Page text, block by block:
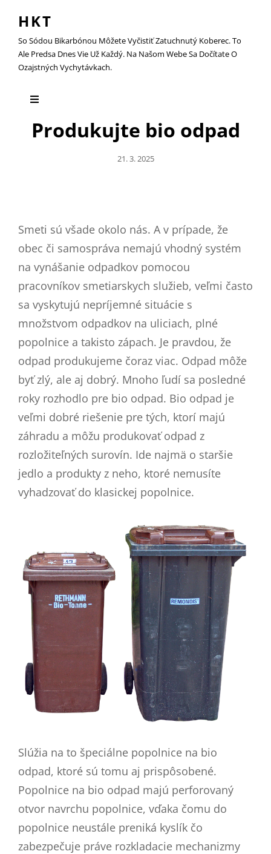
HKT
So Sódou Bikarbónou Môžete Vyčistiť Zatuchnutý Koberec. To
Ale Predsa Dnes Vie Už Každý. Na Našom Webe Sa Dočítate O
Ozajstných Vychytávkach.
Produkujte bio odpad
Posted
21. 3. 2025
Smeti sú všade okolo nás. A v prípade, že
obec či samospráva nemajú vhodný systém
na vynášanie odpadkov pomocou
pracovníkov smetiarskych služieb, veľmi často
sa vyskytujú nepríjemné situácie s
množstvom odpadkov na uliciach, plné
popolnice a takisto zápach. Je pravdou, že
odpad produkujeme čoraz viac. Odpad môže
byť zlý, ale aj dobrý. Mnoho ľudí sa posledné
roky rozhodlo pre bio odpad. Bio odpad je
veľmi dobré riešenie pre tých, ktorí majú
záhradu a môžu produkovať odpad z
rozložiteľných surovín. Ide najmä o staršie
jedlo a produkty z neho, ktoré nemusíte
vyhadzovať do klasickej popolnice.
Slúžia na to špeciálne popolnice na bio
odpad, ktoré sú tomu aj prispôsobené.
Popolnice na bio odpad majú perforovaný
otvor navrchu popolnice, vďaka čomu do
popolnice neustále preniká kyslík čo
zabezpečuje práve rozkladacie mechanizmy